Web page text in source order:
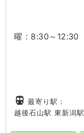
曜：8:30～12:30
directions_subway 最寄り駅：
越後石山駅 東新潟駅